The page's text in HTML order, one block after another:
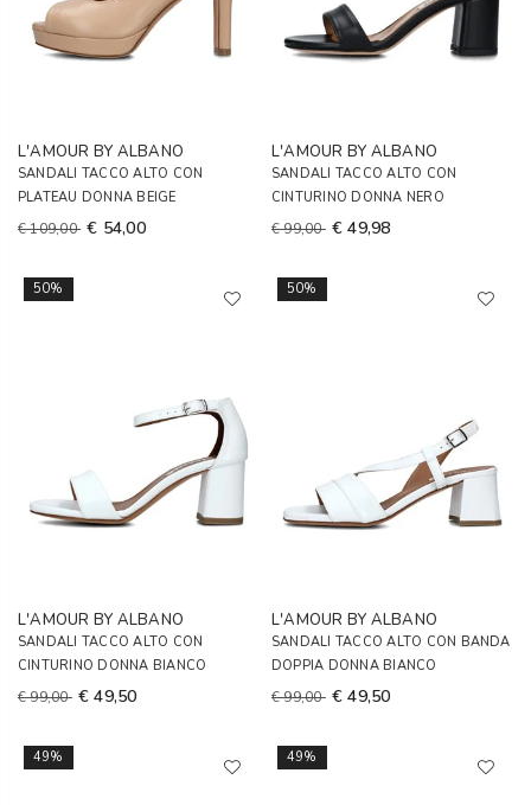
L'AMOUR BY ALBANO
SANDALI TACCO ALTO CON
PLATEAU DONNA BEIGE
€ 109,00 € 54,00
L'AMOUR BY ALBANO
SANDALI TACCO ALTO CON
CINTURINO DONNA NERO
€ 99,00 € 49,98
50%
L'AMOUR BY ALBANO
SANDALI TACCO ALTO CON
CINTURINO DONNA BIANCO
€ 99,00 € 49,50
50%
L'AMOUR BY ALBANO
SANDALI TACCO ALTO CON BANDA
DOPPIA DONNA BIANCO
€ 99,00 € 49,50
49% 49%